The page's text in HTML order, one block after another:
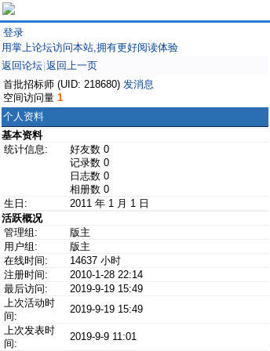
登录
用掌上论坛访问本站,拥有更好阅读体验
返回论坛 返回上一页
首批招标师 (UID: 218680) 发消息
空间访问量 1
个人资料
基本资料
统计信息:
好友数 0
记录数 0
日志数 0
相册数 0
生日:
2011 年 1 月 1 日
活跃概况
管理组:
版主
用户组:
版主
在线时间:
14637 小时
注册时间:
2010-1-28 22:14
最后访问:
2019-9-19 15:49
上次活动时
间:
2019-9-19 15:49
上次发表时
间:
2019-9-9 11:01